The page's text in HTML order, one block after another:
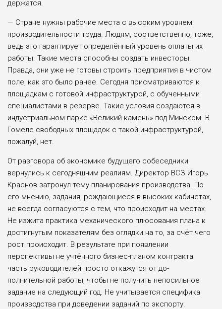
держатся.
— Стране нужны рабочие места с высоким уровнем
производительно­сти труда. Людям, соответственно, то­же,
ведь это гарантирует определённый уровень оплаты их
работы. Такие места способны создать инвесторы.
Правда, они уже не готовы строить предприя­тия в чистом
поле, как это было ранее. Сегодня присматриваются к
площад­кам с готовой инфраструктурой, с обу­ченными
специалистами в резерве. Та­кие условия создаются в
индустриаль­ном парке «Великий камень» под Мин­ском. В
Гомеле свободных площадок с такой инфраструктурой,
пожалуй, нет.
От разговора об экономике буду­щего собеседники
вернулись к се­годняшним реалиям. Директор ВСЗ Игорь
Краснов затронул тему плани­рования производства. По
его мне­нию, задания, рождающиеся в высо­ких кабинетах,
не всегда согласуются с тем, что происходит на местах.
Не изжита практика механического плю­сования плана к
достигнутым пока­зателям без оглядки на то, за счёт че­го
рост происходит. В результате при появлении
перспективы не учтённо­го бизнес-планом контракта
часть ру­ководителей просто откажутся от до­
полнительной работы, чтобы не по­лучить непосильное
задание на сле­дующий год. Не учитывается специ­фика
производства при доведении за­даний по экспорту.